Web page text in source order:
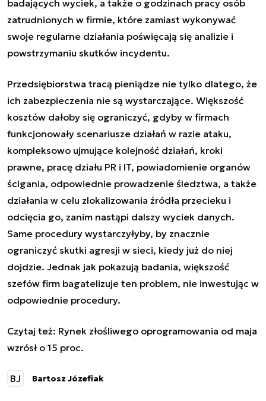
badających wyciek, a także o godzinach pracy osób
zatrudnionych w firmie, które zamiast wykonywać
swoje regularne działania poświęcają się analizie i
powstrzymaniu skutków incydentu.
Przedsiębiorstwa tracą pieniądze nie tylko dlatego, że
ich zabezpieczenia nie są wystarczające. Większość
kosztów dałoby się ograniczyć, gdyby w firmach
funkcjonowały scenariusze działań w razie ataku,
kompleksowo ujmujące kolejność działań, kroki
prawne, pracę działu PR i IT, powiadomienie organów
ścigania, odpowiednie prowadzenie śledztwa, a także
działania w celu zlokalizowania źródła przecieku i
odcięcia go, zanim nastąpi dalszy wyciek danych.
Same procedury wystarczyłyby, by znacznie
ograniczyć skutki agresji w sieci, kiedy już do niej
dojdzie. Jednak jak pokazują badania, większość
szefów firm bagatelizuje ten problem, nie inwestując w
odpowiednie procedury.
Czytaj też: Rynek złośliwego oprogramowania od maja
wzrósł o 15 proc.
BJ Bartosz Józefiak